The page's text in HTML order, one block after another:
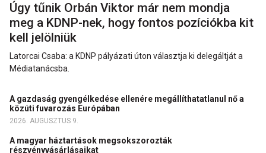
Úgy tűnik Orbán Viktor már nem mondja
meg a KDNP-nek, hogy fontos pozíciókba kit
kell jelölniük
Latorcai Csaba: a KDNP pályázati úton választja ki delegáltját a
Médiatanácsba.
A gazdaság gyengélkedése ellenére megállíthatatlanul nő a
közúti fuvarozás Európában
2026. AUGUSZTUS 9.
A magyar háztartások megsokszorozták
részvényvásárlásaikat